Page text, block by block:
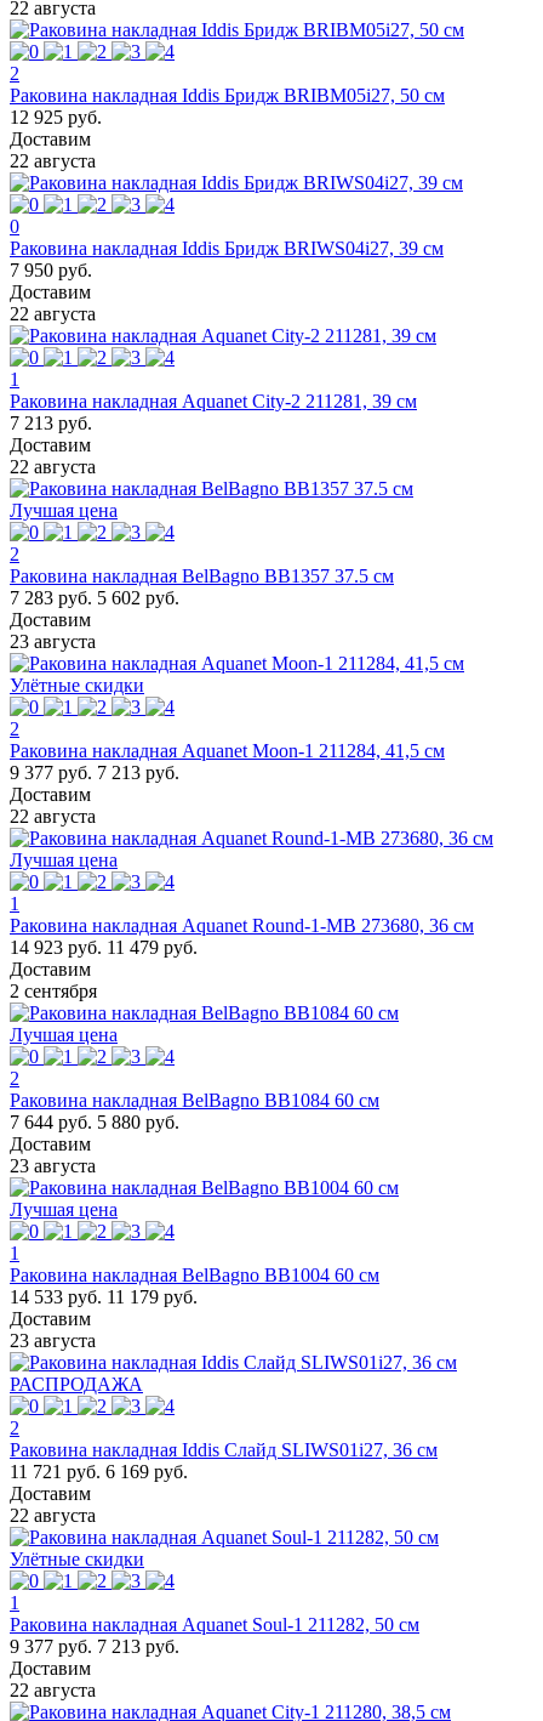
22 августа
2
Раковина накладная Iddis Бридж BRIBM05i27, 50 см
12 925 руб.
Доставим
22 августа
0
Раковина накладная Iddis Бридж BRIWS04i27, 39 см
7 950 руб.
Доставим
22 августа
1
Раковина накладная Aquanet City-2 211281, 39 см
7 213 руб.
Доставим
22 августа
Лучшая цена
2
Раковина накладная BelBagno BB1357 37.5 см
7 283 руб. 5 602 руб.
Доставим
23 августа
Улётные скидки
2
Раковина накладная Aquanet Moon-1 211284, 41,5 см
9 377 руб. 7 213 руб.
Доставим
22 августа
Лучшая цена
1
Раковина накладная Aquanet Round-1-MB 273680, 36 см
14 923 руб. 11 479 руб.
Доставим
2 сентября
Лучшая цена
2
Раковина накладная BelBagno BB1084 60 см
7 644 руб. 5 880 руб.
Доставим
23 августа
Лучшая цена
1
Раковина накладная BelBagno BB1004 60 см
14 533 руб. 11 179 руб.
Доставим
23 августа
РАСПРОДАЖА
2
Раковина накладная Iddis Слайд SLIWS01i27, 36 см
11 721 руб. 6 169 руб.
Доставим
22 августа
Улётные скидки
1
Раковина накладная Aquanet Soul-1 211282, 50 см
9 377 руб. 7 213 руб.
Доставим
22 августа